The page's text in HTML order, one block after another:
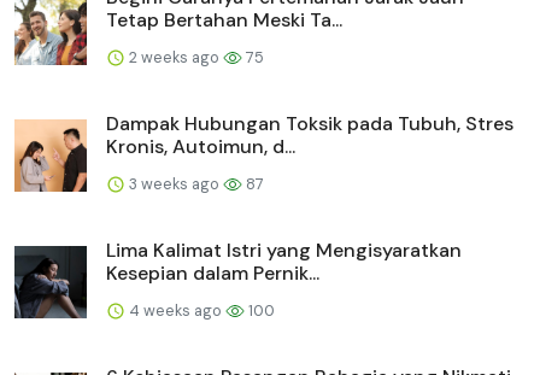
Tetap Bertahan Meski Ta...
2 weeks ago 75
Dampak Hubungan Toksik pada Tubuh, Stres
Kronis, Autoimun, d...
3 weeks ago 87
Lima Kalimat Istri yang Mengisyaratkan
Kesepian dalam Pernik...
4 weeks ago 100